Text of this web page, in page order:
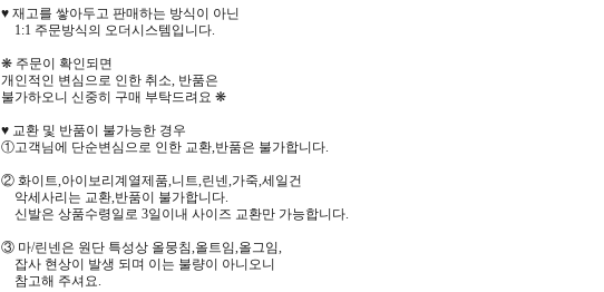
♥ 재고를 쌓아두고 판매하는 방식이 아닌
1:1 주문방식의 오더시스템입니다.
❋ 주문이 확인되면
개인적인 변심으로 인한 취소, 반품은
불가하오니 신중히 구매 부탁드려요 ❋
♥ 교환 및 반품이 불가능한 경우
①고객님에 단순변심으로 인한 교환,반품은 불가합니다.
② 화이트,아이보리계열제품,니트,린넨,가죽,세일건
악세사리는 교환,반품이 불가합니다.
신발은 상품수령일로 3일이내 사이즈 교환만 가능합니다.
③ 마/린넨은 원단 특성상 올뭉침,올트임,올그임,
잡사 현상이 발생 되며 이는 불량이 아니오니
참고해 주셔요.